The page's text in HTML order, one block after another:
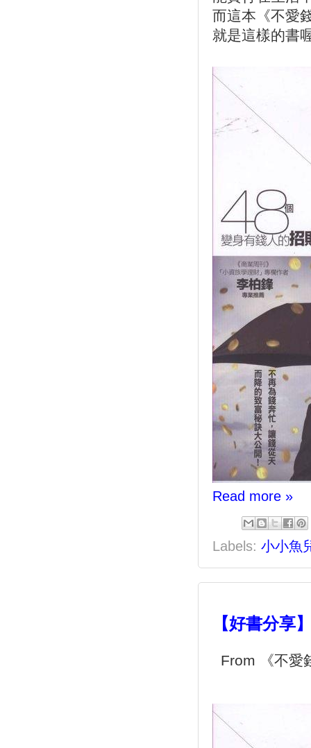
而這本《不愛
就是這樣的書
Read more »
Labels: 小小魚
【好書分享
From 《不愛